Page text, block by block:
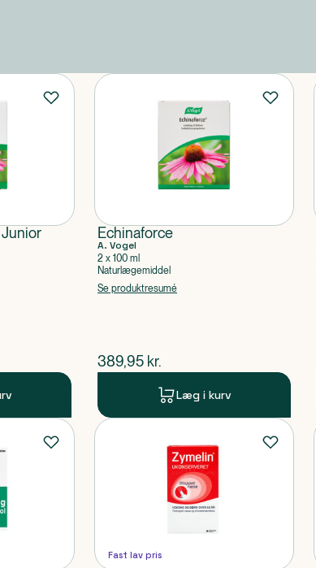
Echinaforce
A. Vogel
2 x 100 ml
Naturlægemiddel
Se produktresumé
$nuværende pris
389,95 kr.
Læg i kurv
Fast lav pris